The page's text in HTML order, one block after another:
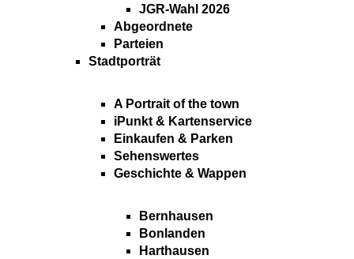
JGR-Wahl 2026
Abgeordnete
Parteien
Stadtporträt
A Portrait of the town
iPunkt & Kartenservice
Einkaufen & Parken
Sehenswertes
Geschichte & Wappen
Bernhausen
Bonlanden
Harthausen